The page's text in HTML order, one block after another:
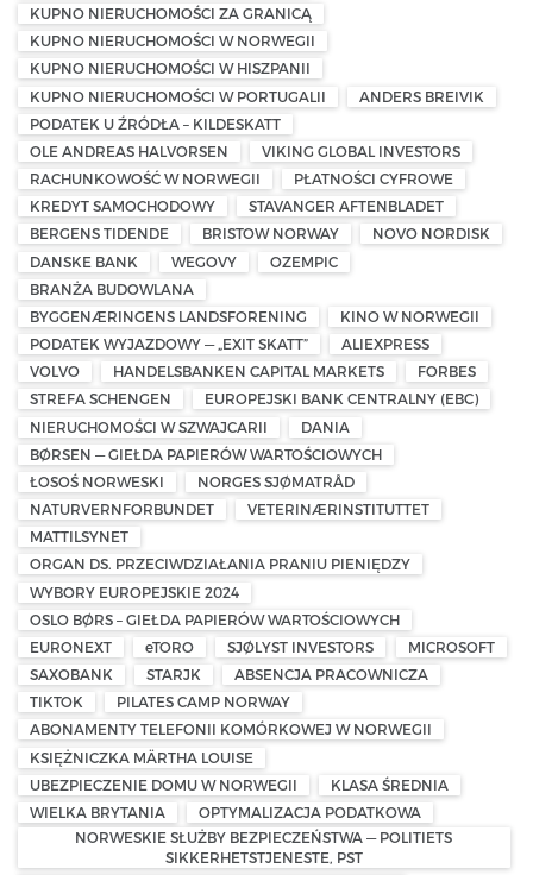
KUPNO NIERUCHOMOŚCI ZA GRANICĄ
KUPNO NIERUCHOMOŚCI W NORWEGII
KUPNO NIERUCHOMOŚCI W HISZPANII
KUPNO NIERUCHOMOŚCI W PORTUGALII
ANDERS BREIVIK
PODATEK U ŹRÓDŁA – KILDESKATT
OLE ANDREAS HALVORSEN
VIKING GLOBAL INVESTORS
RACHUNKOWOŚĆ W NORWEGII
PŁATNOŚCI CYFROWE
KREDYT SAMOCHODOWY
STAVANGER AFTENBLADET
BERGENS TIDENDE
BRISTOW NORWAY
NOVO NORDISK
DANSKE BANK
WEGOVY
OZEMPIC
BRANŻA BUDOWLANA
BYGGENÆRINGENS LANDSFORENING
KINO W NORWEGII
PODATEK WYJAZDOWY — „EXIT SKATT”
ALIEXPRESS
VOLVO
HANDELSBANKEN CAPITAL MARKETS
FORBES
STREFA SCHENGEN
EUROPEJSKI BANK CENTRALNY (EBC)
NIERUCHOMOŚCI W SZWAJCARII
DANIA
BØRSEN — GIEŁDA PAPIERÓW WARTOŚCIOWYCH
ŁOSOŚ NORWESKI
NORGES SJØMATRÅD
NATURVERNFORBUNDET
VETERINÆRINSTITUTTET
MATTILSYNET
ORGAN DS. PRZECIWDZIAŁANIA PRANIU PIENIĘDZY
WYBORY EUROPEJSKIE 2024
OSLO BØRS – GIEŁDA PAPIERÓW WARTOŚCIOWYCH
EURONEXT
eTORO SJØLYST INVESTORS
MICROSOFT
SAXOBANK
STARJK
ABSENCJA PRACOWNICZA
TIKTOK
PILATES CAMP NORWAY
ABONAMENTY TELEFONII KOMÓRKOWEJ W NORWEGII
KSIĘŻNICZKA MÄRTHA LOUISE
UBEZPIECZENIE DOMU W NORWEGII
KLASA ŚREDNIA
WIELKA BRYTANIA
OPTYMALIZACJA PODATKOWA
NORWESKIE SŁUŻBY BEZPIECZEŃSTWA — POLITIETS
SIKKERHETSTJENESTE, PST